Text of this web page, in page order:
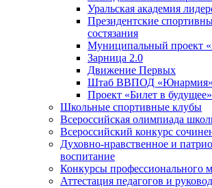
Уральская академия
Президентские
состязания
Муниципальный проект
Зарница 2.0
Движение Первых
Штаб ВВПОД «Юнармия»
Проект «Билет в будущее»
Школьные спортивные клубы
Всероссийская олимпиада
Всероссийский конкурс
Духовно-нравственное и
воспитание
Конкурсы профессионального
Аттестация педагогов и